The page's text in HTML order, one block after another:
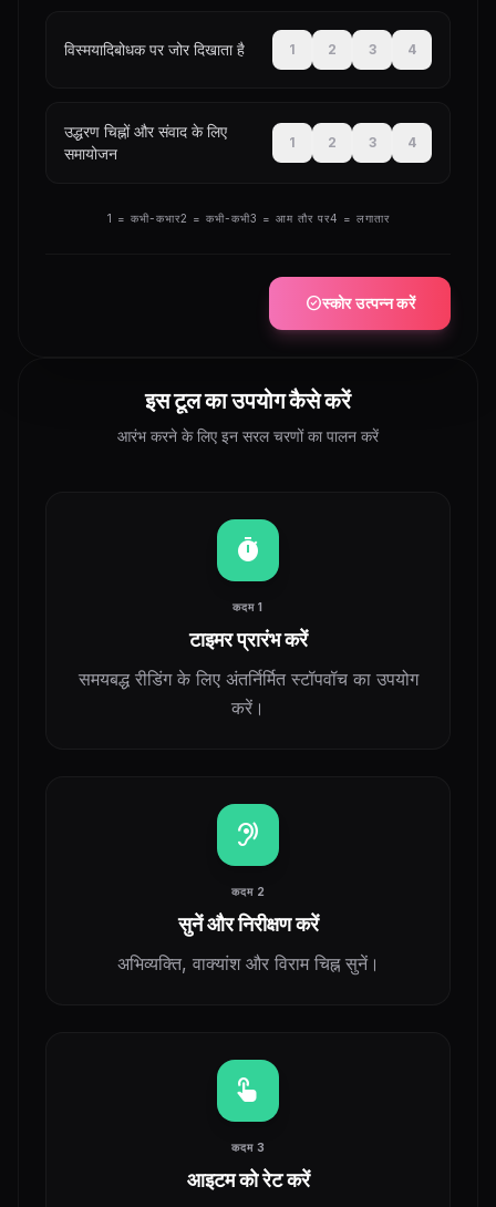
विस्मयादिबोधक पर जोर दिखाता है 1 2 3 4
उद्धरण चिह्नों और संवाद के लिए
समायोजन
1 2 3 4
1 = कभी-कभार2 = कभी-कभी3 = आम तौर पर4 = लगातार
check_circleस्कोर उत्पन्न करें
इस टूल का उपयोग कैसे करें
आरंभ करने के लिए इन सरल चरणों का पालन करें
timer
कदम 1
टाइमर प्रारंभ करें
समयबद्ध रीडिंग के लिए अंतर्निर्मित स्टॉपवॉच का उपयोग
करें।
hearing
कदम 2
सुनें और निरीक्षण करें
अभिव्यक्ति, वाक्यांश और विराम चिह्न सुनें।
touch_app
कदम 3
आइटम को रेट करें